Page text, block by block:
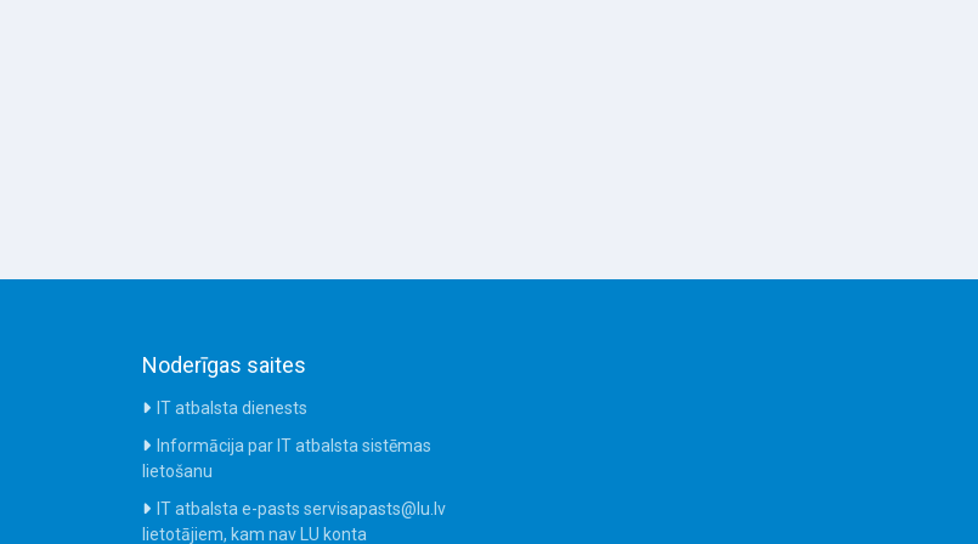
Noderīgas saites
IT atbalsta dienests
Informācija par IT atbalsta sistēmas
lietošanu
IT atbalsta e-pasts servisapasts@lu.lv
lietotājiem, kam nav LU konta